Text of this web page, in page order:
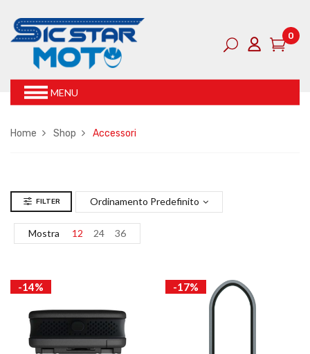
0
MENU
Home Shop Accessori
FILTER Ordinamento Predefinito
Mostra 12 24 36
-14% -17%